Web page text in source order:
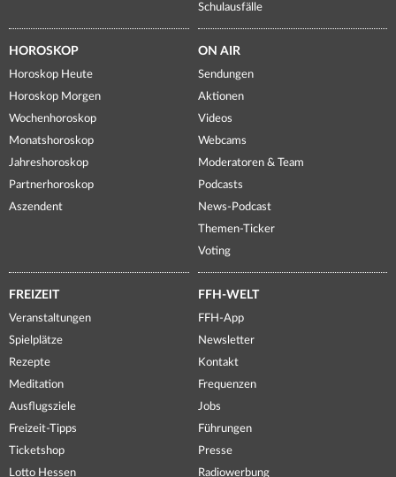
Schulausfälle
HOROSKOP
Horoskop Heute
Horoskop Morgen
Wochenhoroskop
Monatshoroskop
Jahreshoroskop
Partnerhoroskop
Aszendent
ON AIR
Sendungen
Aktionen
Videos
Webcams
Moderatoren & Team
Podcasts
News-Podcast
Themen-Ticker
Voting
FREIZEIT
Veranstaltungen
Spielplätze
Rezepte
Meditation
Ausflugsziele
Freizeit-Tipps
Ticketshop
Lotto Hessen
FFH-WELT
FFH-App
Newsletter
Kontakt
Frequenzen
Jobs
Führungen
Presse
Radiowerbung